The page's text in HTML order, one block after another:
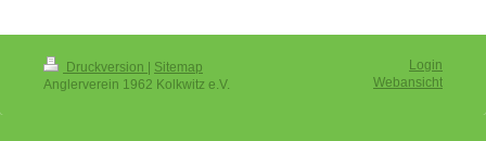
Druckversion
Sitemap
Anglerverein 1962 Kolkwitz e.V.
Login
Webansicht